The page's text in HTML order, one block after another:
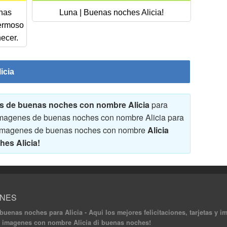
Luna | Buenas noches Alicia!
de buenas noches con nombre Aliciapara
de buenas noches con nombre Alicia para
de buenas noches con nombreAlicia
Alicia!
noches para Alicia - Aqui los mejores felicitaciones, tarjetas y
con nombre Alicia di buenas noches!